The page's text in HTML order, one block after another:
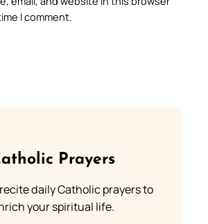
I comment.
Prayers
daily Catholic prayers to
your spiritual life.